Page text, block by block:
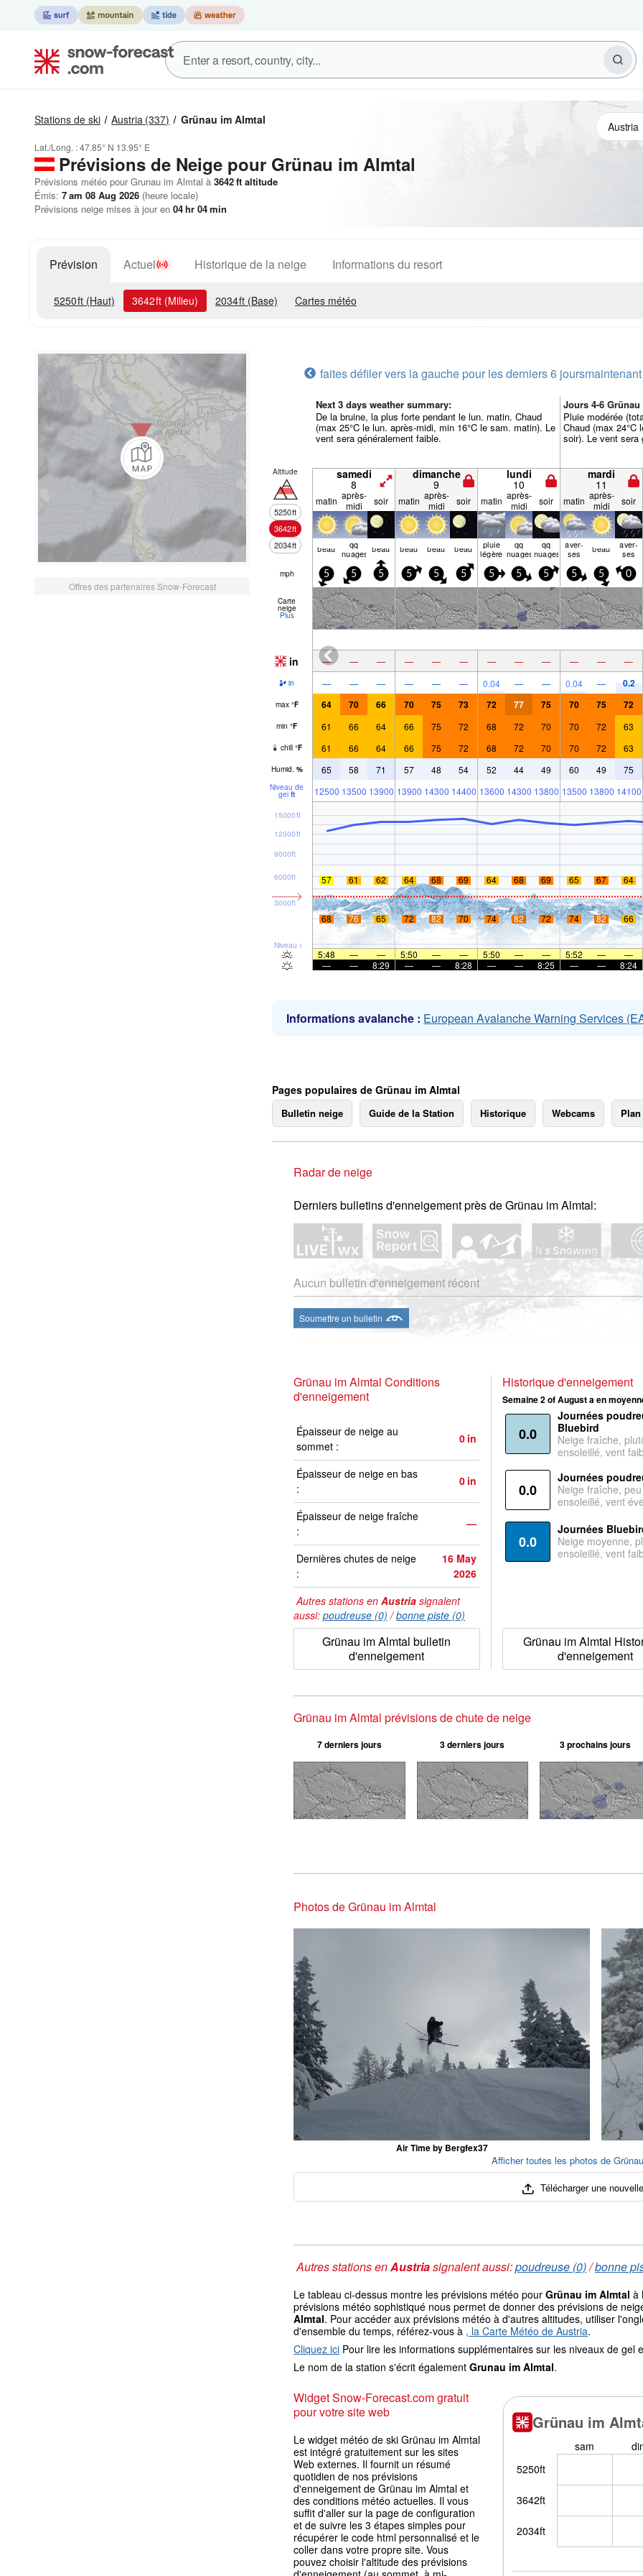
Stations de ski Austria (337) Grünau im Almtal
Lat./Long. :47.85° N 13.95° E
Prévisions de Neige pour Grünau im Almtal
Prévisions météo pour Grunau im Almtal à 3642ft altitude
Émis: 7 am 08 Aug 2026 (heure locale)
Prévisions neige mises à jour en 04hr 04min
Prévision Actuel Historique de la neige Informations du resort
5250ft (Haut) 3642ft (Milieu) 2034ft (Base) Cartes météo
Offres des partenaires Snow-Forecast
faites défiler vers la gauche pour les derniers 6 joursmaintenant
Next 3 days weather summary:
De la bruine, la plus forte pendant le lun. matin. Chaud
(max 25°C le lun. après-midi, min 16°C le sam. matin). Le
vent sera généralement faible.
Jours 4-6
Pluie modérée
Chaud (max 24°C
soir). Le vent sera
Altitude
5250ft
3642ft
2034ft
samedi
8
dimanche
9
lundi
10
mardi
11
matin après-
midi
soir matin après-
midi
soir matin après-
midi
soir matin après-
midi
soir
beau qq
nuages beau beau beau beau pluie
légère
qq
nuages
qq
nuages
aver­
ses beau aver­
ses
mph 5 5 5 5 5 5 5 5 5 5 5 0
Carte
neige
Plus
in — — — — — — — — — — — —
in — — — — — — 0.04 — — 0.04 — 0.2
max °F 64 70 66 70 75 73 72 77 75 70 75 72
min °F 61 66 64 66 75 72 68 72 70 70 72 63
chill °F 61 66 64 66 75 72 68 72 70 70 72 63
Humid. % 65 58 71 57 48 54 52 44 49 60 49 75
Niveau de
gel ft 12500 13500 13900 13900 14300 14400 13600 14300 13800 13500 13800 14100
Niveau de la mer
3000ft
6000ft
9000ft
12000ft
15000ft
57 61 62 64 68 69 64 68 69 65 67 64
68 76 65 72 82 70 74 82 72 74 82 66
5:48 — — 5:50 — — 5:50 — — 5:52 — —
—
— 8:29 — — 8:28 — — 8:25 — — 8:24
Informations avalanche : European Avalanche Warning Services
Pages populaires de Grünau im Almtal
Bulletin neige Guide de la Station Historique Webcams
Radar de neige
Derniers bulletins d'enneigement près de Grünau im Almtal:
Aucun bulletin d'enneigement récent
Soumettre un bulletin
Grünau im Almtal Conditions
d'enneigement
Épaisseur de neige au
sommet :
0 in
Épaisseur de neige en bas
:
0 in
Épaisseur de neige fraîche
:
—
Dernières chutes de neige
:
16 May
2026
Autres stations en Austria signalent
aussi: poudreuse (0) /bonne piste (0)
Grünau im Almtal bulletin
d'enneigement
Historique d'enneigement
Semaine 2 of August a en
0.0
Journées
Bluebird
Neige fraîche,
ensoleillé, vent
0.0
Journées
Neige fraîche, peu
ensoleillé, vent
0.0
Journées
Neige moyenne,
ensoleillé, vent
Grünau im Almtal
d'enneigement
Grünau im Almtal prévisions de chute de neige
7 derniers jours 3 derniers jours 3 prochains jours
Photos de Grünau im Almtal
Air Time by Bergfex37
Afficher toutes les photos de
Télécharger une
Autres stations enAustriasignalent aussi:poudreuse (0)/bonne
Le tableau ci-dessus montre les prévisions météo pour Grünau im Almtal à
prévisions météo sophistiqué nous permet de donner des prévisions de
Almtal. Pour accéder aux prévisions météo à d'autres altitudes, utiliser
d'ensemble du temps, référez-vous à , la Carte Météo de Austria.
Cliquez ici Pour lire les informations supplémentaires sur les niveaux de
Le nom de la station s'écrit également Grunau im Almtal.
Widget Snow-Forecast.com gratuit
pour votre site web
Le widget météo de ski Grünau im Almtal
est intégré gratuitement sur les sites
Web externes. Il fournit un résumé
quotidien de nos prévisions
d'enneigement de Grünau im Almtal et
des conditions météo actuelles. Il vous
suffit d'aller sur la page de configuration
et de suivre les 3 étapes simples pour
récupérer le code html personnalisé et le
coller dans votre propre site. Vous
pouvez choisir l'altitude des prévisions